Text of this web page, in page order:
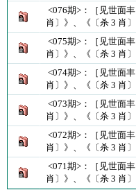
<076期>：［见世面
肖〕》、《〔杀 3 肖
<075期>：［见世面
肖〕》、《〔杀 3 肖
<074期>：［见世面
肖〕》、《〔杀 3 肖
<073期>：［见世面
肖〕》、《〔杀 3 肖
<072期>：［见世面
肖〕》、《〔杀 3 肖
<071期>：［见世面
肖〕》、《〔杀 3 肖